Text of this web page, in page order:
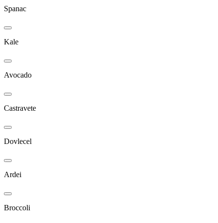
Spanac
Kale
Avocado
Castravete
Dovlecel
Ardei
Broccoli